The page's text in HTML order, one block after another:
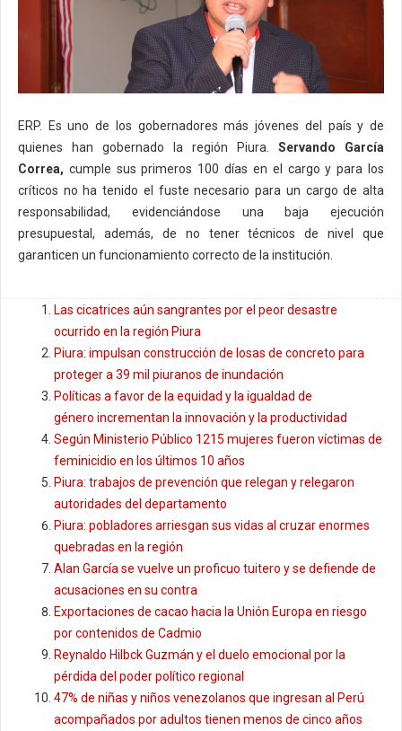
ERP. Es uno de los gobernadores más jóvenes del país y de
quienes han gobernado la región Piura. Servando García
Correa, cumple sus primeros 100 días en el cargo y para los
críticos no ha tenido el fuste necesario para un cargo de alta
responsabilidad, evidenciándose una baja ejecución
presupuestal, además, de no tener técnicos de nivel que
garanticen un funcionamiento correcto de la institución.
Las cicatrices aún sangrantes por el peor desastre
ocurrido en la región Piura
Piura: impulsan construcción de losas de concreto para
proteger a 39 mil piuranos de inundación
Políticas a favor de la equidad y la igualdad de
género incrementan la innovación y la productividad
Según Ministerio Público 1215 mujeres fueron víctimas de
feminicidio en los últimos 10 años
Piura: trabajos de prevención que relegan y relegaron
autoridades del departamento
Piura: pobladores arriesgan sus vidas al cruzar enormes
quebradas en la región
Alan García se vuelve un proficuo tuitero y se defiende de
acusaciones en su contra
Exportaciones de cacao hacia la Unión Europa en riesgo
por contenidos de Cadmio
Reynaldo Hilbck Guzmán y el duelo emocional por la
pérdida del poder político regional
47% de niñas y niños venezolanos que ingresan al Perú
acompañados por adultos tienen menos de cinco años